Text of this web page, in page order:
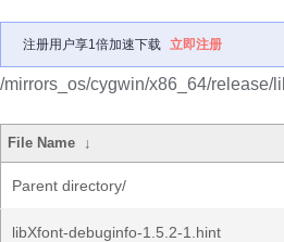
注册用户享1倍加速下载 立即注册
/mirrors_os/cygwin/x86_64/release/
File Name ↓
Parent directory/
libXfont-debuginfo-1.5.2-1.hint